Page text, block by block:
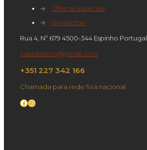
→
Ofertas Especiais
→
Newsletter
Rua 4, Nº 679 4500-344 Espinho Portugal
casadacera@gmail.com
+351 227 342 166
Chamada para rede fixa nacional
Facebook
Instagram